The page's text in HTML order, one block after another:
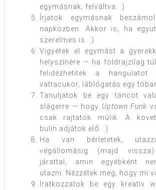
egymásnak, felváltva. :)
Írjatok egymásnak
napközben. Akkor is, ha
szerelmes is. :)
Vigyétek el egymást a
helyszínére — ha földrajzilag túl
felidézhetitek a hangulatot
vattacukor, láblógatás egy
Tanuljatok be egy táncot
slágerre — hogy Uptown Funk
csak rajtatok múlik. A
bulin adjátok elő. :)
Ha van bérletetek,
végállomásig (majd
járattal, amin egyébként
utazni. Nézzétek meg, hogy mi
Iratkozzatok be egy kreatív